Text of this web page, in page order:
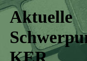
Aktuelle